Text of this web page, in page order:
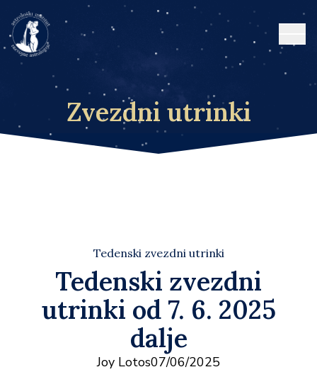
Zvezdni utrinki
Tedenski zvezdni utrinki
Tedenski zvezdni
utrinki od 7. 6. 2025
dalje
Joy Lotos07/06/2025